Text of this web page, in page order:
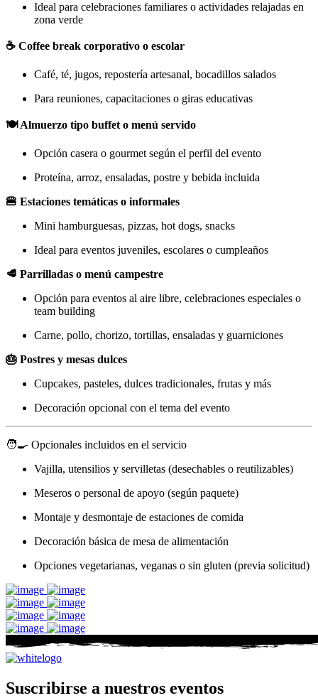
Ideal para celebraciones familiares o actividades relajadas en
zona verde
☕ Coffee break corporativo o escolar
Café, té, jugos, repostería artesanal, bocadillos salados
Para reuniones, capacitaciones o giras educativas
🍽️ Almuerzo tipo buffet o menú servido
Opción casera o gourmet según el perfil del evento
Proteína, arroz, ensaladas, postre y bebida incluida
🍔 Estaciones temáticas o informales
Mini hamburguesas, pizzas, hot dogs, snacks
Ideal para eventos juveniles, escolares o cumpleaños
🥩 Parrilladas o menú campestre
Opción para eventos al aire libre, celebraciones especiales o
team building
Carne, pollo, chorizo, tortillas, ensaladas y guarniciones
🎂 Postres y mesas dulces
Cupcakes, pasteles, dulces tradicionales, frutas y más
Decoración opcional con el tema del evento
🧑‍🍳 Opcionales incluidos en el servicio
Vajilla, utensilios y servilletas (desechables o reutilizables)
Meseros o personal de apoyo (según paquete)
Montaje y desmontaje de estaciones de comida
Decoración básica de mesa de alimentación
Opciones vegetarianas, veganas o sin gluten (previa solicitud)
Suscribirse a nuestros eventos